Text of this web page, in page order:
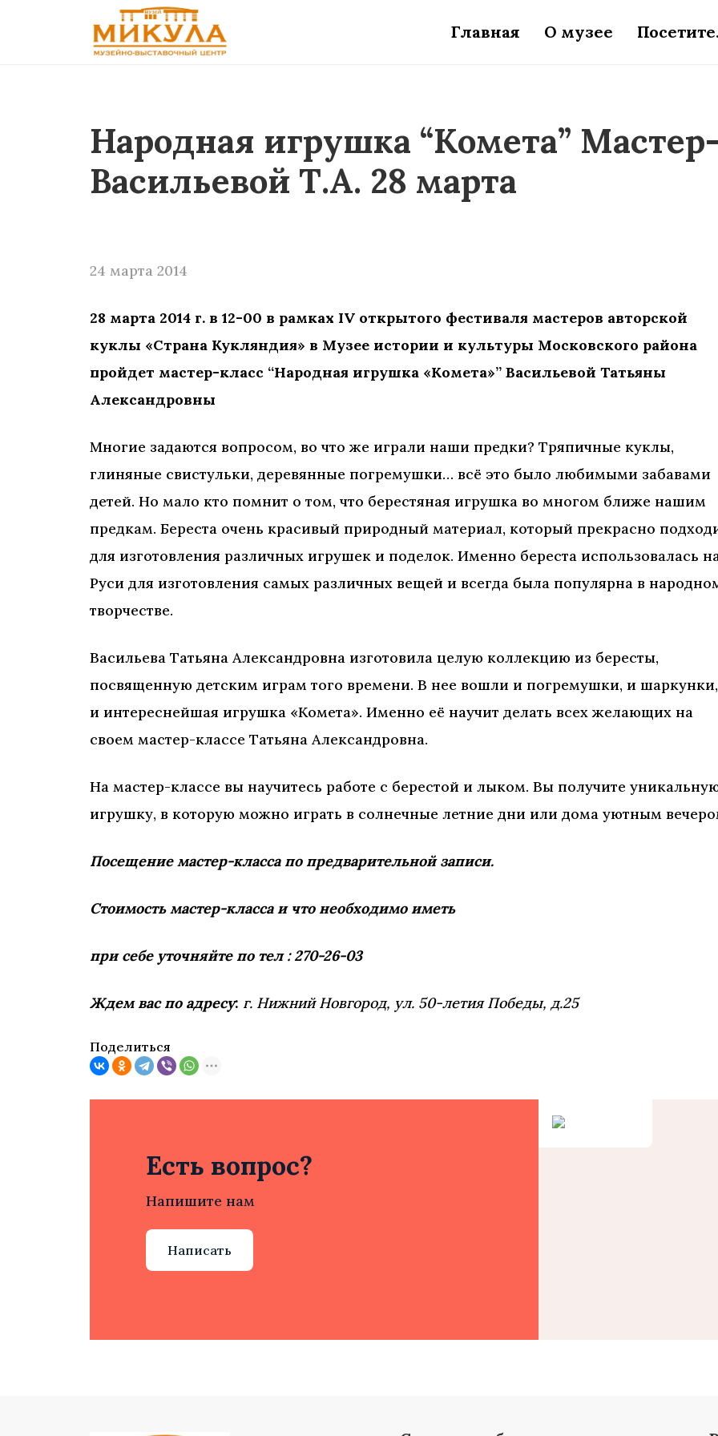
Главная О музее
Народная игрушка “Комета”
Васильевой Т.А. 28 марта
24 марта 2014
28 марта 2014 г. в 12-00 в рамках IV открытого фестиваля мастеров авторской
куклы «Страна Кукляндия» в Музее истории и культуры Московского района
пройдет мастер-класс “Народная игрушка «Комета»” Васильевой Татьяны
Александровны
Многие задаются вопросом, во что же играли наши предки? Тряпичные куклы,
глиняные свистульки, деревянные погремушки… всё это было любимыми забавами
детей. Но мало кто помнит о том, что берестяная игрушка во многом ближе нашим
предкам. Береста очень красивый природный материал, который прекрасно
для изготовления различных игрушек и поделок. Именно береста использовалась
Руси для изготовления самых различных вещей и всегда была популярна в
творчестве.
Васильева Татьяна Александровна изготовила целую коллекцию из бересты,
посвященную детским играм того времени. В нее вошли и погремушки, и шаркунки,
и интереснейшая игрушка «Комета». Именно её научит делать всех желающих на
своем мастер-классе Татьяна Александровна.
На мастер-классе вы научитесь работе с берестой и лыком. Вы получите
игрушку, в которую можно играть в солнечные летние дни или дома уютным
Посещение мастер-класса по предварительной записи.
Стоимость мастер-класса и что необходимо иметь
при себе уточняйте по тел : 270-26-03
Ждем вас по адресу: г. Нижний Новгород, ул. 50-летия Победы, д.25
Поделиться
Есть вопрос?
Напишите нам
Написать